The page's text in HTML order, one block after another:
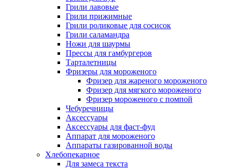
Грили лавовые
Грили прижимные
Грили роликовые для сосисок
Грили саламандра
Ножи для шаурмы
Прессы для гамбургеров
Тарталетницы
Фризеры для мороженого
Фризер для жареного мороженого
Фризер для мягкого мороженого
Фризер мороженого с помпой
Чебуречницы
Аксессуары
Аксессуары для фаст-фуд
Аппарат для мороженого
Аппараты газированной воды
Хлебопекарное
Для замеса текста